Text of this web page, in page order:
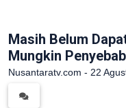
Masih Belum
Mungkin
Nusantaratv.com - 22